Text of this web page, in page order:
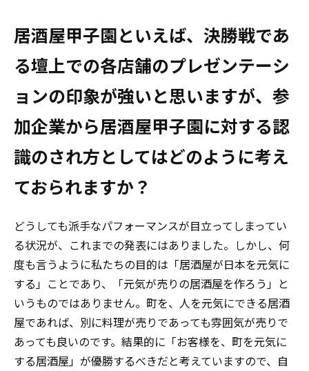
居酒屋甲子園といえば、決勝戦であ
る壇上での各店舗のプレゼンテーシ
ョンの印象が強いと思いますが、参
加企業から居酒屋甲子園に対する認
識のされ方としてはどのように考え
ておられますか？
どうしても派手なパフォーマンスが目立ってしまってい
る状況が、これまでの発表にはありました。しかし、何
度も言うように私たちの目的は「居酒屋が日本を元気に
する」ことであり、「元気が売りの居酒屋を作ろう」と
いうものではありません。町を、人を元気にできる居酒
屋であれば、別に料理が売りであっても雰囲気が売りで
あっても良いのです。結果的に「お客様を、町を元気に
する居酒屋」が優勝するべきだと考えていますので、自